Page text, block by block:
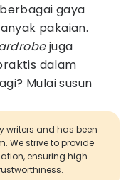
gaya
pakaian.
juga
dalam
Mulai susun
writers and has been
We strive to provide
ensuring high